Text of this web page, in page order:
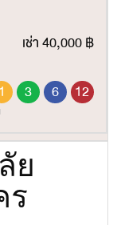
เช่า 40,000 ฿
1 3 6 12
ย
ร